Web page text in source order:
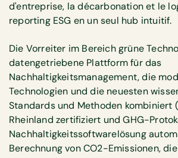
d'entreprise, la décarbonation et le
reporting ESG en un seul hub intuitif.
Die Vorreiter im Bereich grüne
datengetriebene Plattform für das
Nachhaltigkeitsmanagement, die
Technologien und die neuesten
Standards und Methoden kombiniert
Rheinland zertifiziert und GHG-
Nachhaltigkeitssoftwarelösung
Berechnung von CO2-Emissionen,